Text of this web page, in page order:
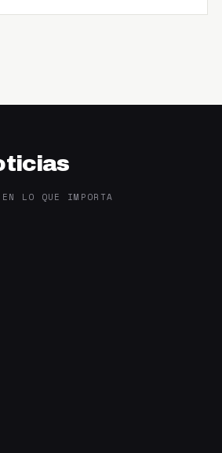
LO QUE IMPORTA